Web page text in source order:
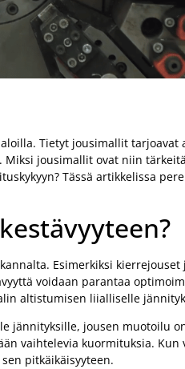
Tietyt jousimallit
jousimallit ovat niin
Tässä artikkelissa
Esimerkiksi
voidaan parantaa
altistumisen liialliselle
jännityksille, jousen muotoilu
vaihtelevia kuormituksia.
pitkäikäisyyteen.